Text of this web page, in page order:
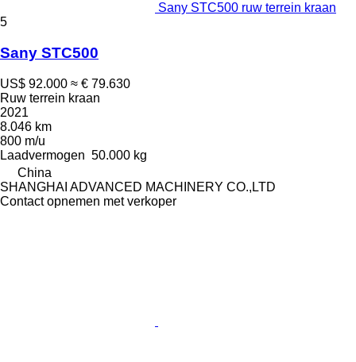
Sany STC500 ruw terrein kraan
5
Sany STC500
US$ 92.000 ≈ € 79.630
Ruw terrein kraan
2021
8.046 km
800 m/u
Laadvermogen 50.000 kg
China
SHANGHAI ADVANCED MACHINERY CO.,LTD
Contact opnemen met verkoper